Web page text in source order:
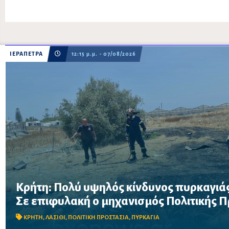
ΙΕΡΑΠΕΤΡΑ 12:15 μ.μ. - 07/08/2026
Κρήτη: Πολύ υψηλός κίνδυνος
Σε επιφυλακή ο μηχανισμός Πολιτικής
ΚΡΗΤΗ,ΛΑΣΙΘΙ, ΠΟΛΙΤΙΚΗ ΠΡΟΣΤΑΣΙΑ, ΠΥΡΚΑΓΙΑ
Σε επιφυλακή ο μηχανισμός Πολιτικής Προστασίας λόγω πολύ
στην Κρήτη το Σάββατο 8 Αυγούστου – Απαγορεύονται η χρήση
δασικές περιοχές, μεταξύ των οποίω...